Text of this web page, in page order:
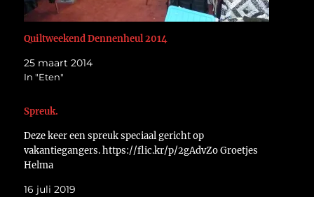
Quiltweekend Dennenheul 2014
25 maart 2014
In "Eten"
Spreuk.
Deze keer een spreuk speciaal gericht op
vakantiegangers. https://flic.kr/p/2gAdvZo Groetjes
Helma
16 juli 2019